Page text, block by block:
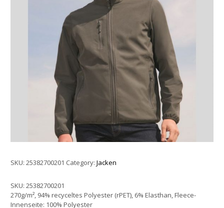
SKU:25382700201 Category:Jacken
SKU:25382700201
270g/m², 94% recyceltes Polyester (rPET), 6% Elasthan, Fleece-
Innenseite: 100% Polyester